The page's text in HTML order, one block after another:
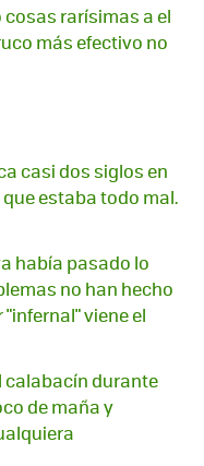
rarísimas a el
más efectivo no
casi dos siglos en
estaba todo mal.
había pasado lo
no han hecho
viene el
calabacín durante
de maña y